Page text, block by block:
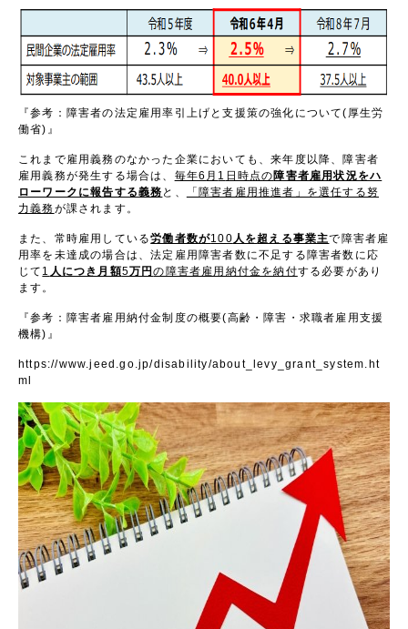
『参考：障害者の法定雇用率引上げと支援策の強化について( 厚生労
働省) 』
これまで雇用義務のなかった企業においても、来年度以降、障害者
雇用義務が発生する場合は、 毎年6 月 1 日時点の障害者雇用状況をハ
ローワークに報告する義務 と、
「障害者雇用推進者」を選任する努
力義務が課されます。
また、常時雇用している労働者数が100人を超える事業主で障害者雇
用率を未達成の場合は、法定雇用障害者数に不足する障害者数に応
じて 1 人につき月額5万円の障害者雇用納付金を納付する必要があり
ます。
『参考：障害者雇用納付金制度の概要(高齢・障害・求職者雇用支援
機構) 』
https://www.jeed.go.jp/disability/about_levy_grant_system.ht
ml